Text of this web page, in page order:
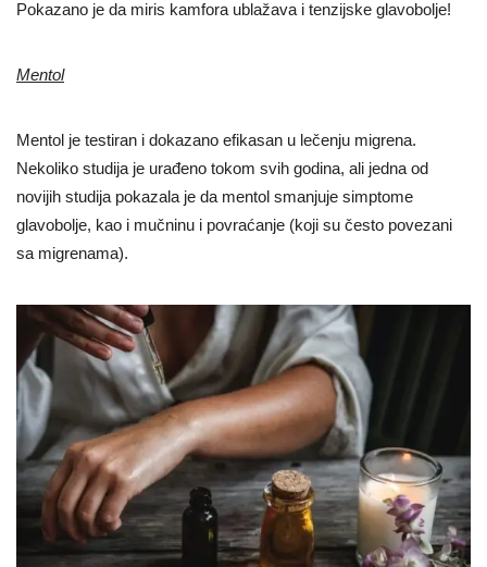
Pokazano je da miris kamfora ublažava i tenzijske glavobolje!
Mentol
Mentol je testiran i dokazano efikasan u lečenju migrena.
Nekoliko studija je urađeno tokom svih godina, ali jedna od
novijih studija pokazala je da mentol smanjuje simptome
glavobolje, kao i mučninu i povraćanje (koji su često povezani
sa migrenama).